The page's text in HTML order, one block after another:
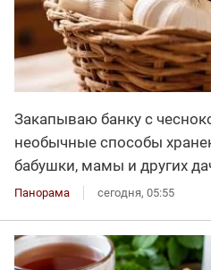
Закапываю банку с
необычные способы
бабушки, мамы и других
Панорама сегодня, 05:55